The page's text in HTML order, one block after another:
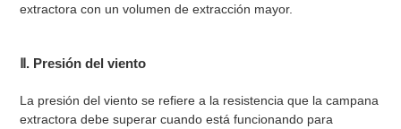
extractora con un volumen de extracción mayor.
Ⅱ. Presión del viento
La presión del viento se refiere a la resistencia que la campana
extractora debe superar cuando está funcionando para